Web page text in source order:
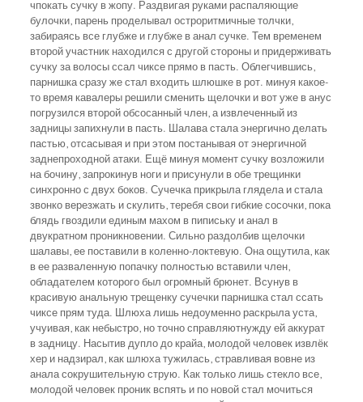
чпокать сучку в жопу. Раздвигая руками распаляющие
булочки, парень проделывал остроритмичные толчки,
забираясь все глубже и глубже в анал сучке. Тем временем
второй участник находился с другой стороны и придерживать
сучку за волосы ссал чиксе прямо в пасть. Облегчившись,
парнишка сразу же стал входить шлюшке в рот. минуя какое-
то время кавалеры решили сменить щелочки и вот уже в анус
погрузился второй обсосанный член, а извлеченный из
задницы запихнули в пасть. Шалава стала энергично делать
пастью, отсасывая и при этом постанывая от энергичной
заднепроходной атаки. Ещё минуя момент сучку возложили
на бочину, запрокинув ноги и присунули в обе трещинки
синхронно с двух боков. Сучечка прикрыла глядела и стала
звонко верезжать и скулить, теребя свои гибкие сосочки, пока
блядь гвоздили единым махом в пипиську и анал в
двукратном проникновении. Сильно раздолбив щелочки
шалавы, ее поставили в коленно-локтевую. Она ощутила, как
в ее разваленную попачку полностью вставили член,
обладателем которого был огромный брюнет. Всунув в
красивую анальную трещенку сучечки парнишка стал ссать
чиксе прям туда. Шлюха лишь недоуменно раскрыла уста,
учуивая, как небыстро, но точно справляютнужду ей аккурат
в задницу. Насытив дупло до крайа, молодой человек извлёк
хер и надзирал, как шлюха тужилась, стравливая вовне из
анала сокрушительную струю. Как только лишь стекло все,
молодой человек проник вспять и по новой стал мочиться